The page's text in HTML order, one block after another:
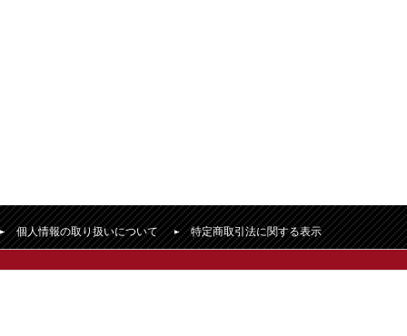
個人情報の取り扱いについて 特定商取引法に関する表示